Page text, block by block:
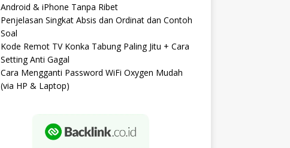
Android & iPhone Tanpa Ribet
Penjelasan Singkat Absis dan Ordinat dan Contoh
Soal
Kode Remot TV Konka Tabung Paling Jitu + Cara
Setting Anti Gagal
Cara Mengganti Password WiFi Oxygen Mudah
(via HP & Laptop)